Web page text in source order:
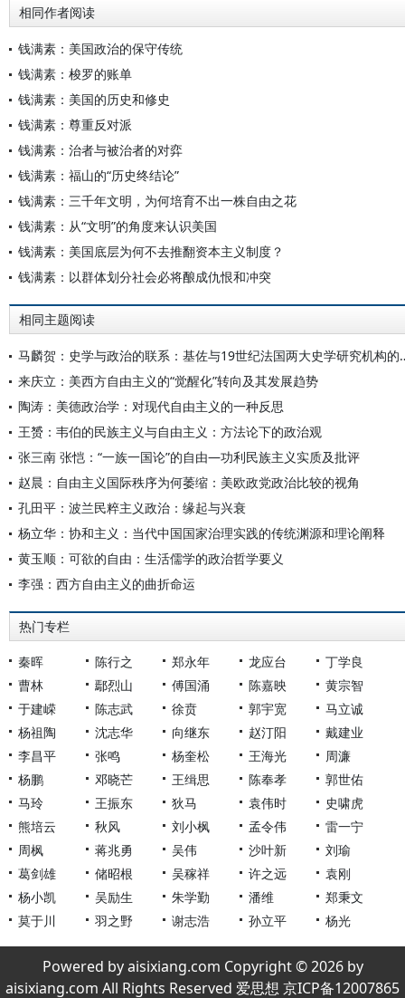
相同作者阅读
钱满素：美国政治的保守传统
钱满素：梭罗的账单
钱满素：美国的历史和修史
钱满素：尊重反对派
钱满素：治者与被治者的对弈
钱满素：福山的“历史终结论”
钱满素：三千年文明，为何培育不出一株自由之花
钱满素：从“文明”的角度来认识美国
钱满素：美国底层为何不去推翻资本主义制度？
钱满素：以群体划分社会必将酿成仇恨和冲突
相同主题阅读
马麟贺：史学与政治
来庆立：美西方自由主义的“觉醒化”转向及其发展趋势
陶涛：美德政治学：对现代自由主义的一种反思
王赟：韦伯的民族主义与自由主义：方法论下的政治观
张三南 张恺：“一族一国论”的自由—功利民族主义实质及批评
赵晨：自由主义国际秩序为何萎缩：美欧政党政治比较的视角
孔田平：波兰民粹主义政治：缘起与兴衰
杨立华：协和主义：当代中国国家治理实践的传统渊源和理论阐释
黄玉顺：可欲的自由：生活儒学的政治哲学要义
李强：西方自由主义的曲折命运
热门专栏
秦晖 陈行之 郑永年 龙应台
丁学良
曹林
鄢烈山 傅国涌 陈嘉映
黄宗智
于建嵘
陈志武 徐贲 郭宇宽
马立诚
杨祖陶
沈志华 向继东 赵汀阳
戴建业
李昌平
张鸣 杨奎松 王海光
周濂
杨鹏
邓晓芒 王缉思 陈奉孝
郭世佑
马玲
王振东 狄马 袁伟时
史啸虎
熊培云
秋风 刘小枫 孟令伟
雷一宁
周枫
蒋兆勇 吴伟 沙叶新
刘瑜
葛剑雄
储昭根 吴稼祥 许之远
袁刚
杨小凯
吴励生 朱学勤 潘维
郑秉文
莫于川
羽之野 谢志浩 孙立平 杨光
Powered by aisixiang.com Copyright © 2026 by
aisixiang.com All Rights Reserved 爱思想 京ICP备12007865